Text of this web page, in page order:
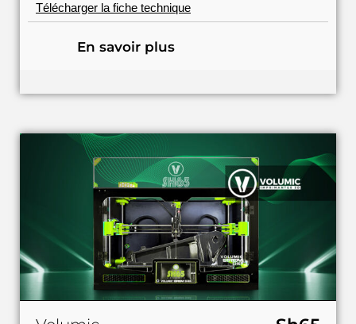
Télécharger la fiche technique
En savoir plus